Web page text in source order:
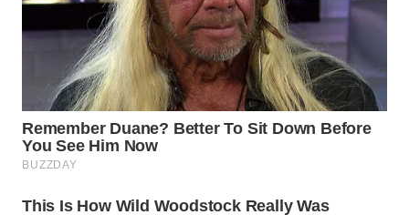
WN
TANGERANG
WN
BINJAI
WN